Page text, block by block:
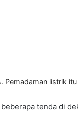
listrik
tenda di